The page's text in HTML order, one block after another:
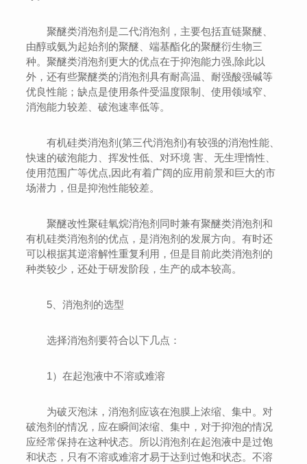
聚醚类消泡剂是二代消泡剂，主要包括直链聚醚、
由醇或氨为起始剂的聚醚、端基酯化的聚醚衍生物三
种。聚醚类消泡剂更大的优点在于抑泡能力强,除此以
外，还有些聚醚类的消泡剂具有耐高温、耐强酸强碱等
优良性能；缺点是使用条件受温度限制、使用领域窄、
消泡能力较差、破泡速率低等。
有机硅类消泡剂(第三代消泡剂)有较强的消泡性能、
快速的破泡能力、挥发性低、对环境 害、无生理惰性、
使用范围广等优点,因此有着广阔的应用前景和巨大的市
场潜力，但是抑泡性能较差。
聚醚改性聚硅氧烷消泡剂同时兼有聚醚类消泡剂和
有机硅类消泡剂的优点，是消泡剂的发展方向。有时还
可以根据其逆溶解性重复利用，但是目前此类消泡剂的
种类较少，还处于研发阶段，生产的成本较高。
5、消泡剂的选型
选择消泡剂要符合以下几点：
1）在起泡液中不溶或难溶
为破灭泡沫，消泡剂应该在泡膜上浓缩、集中。对
破泡剂的情况，应在瞬间浓缩、集中，对于抑泡的情况
应经常保持在这种状态。所以消泡剂在起泡液中是过饱
和状态，只有不溶或难溶才易于达到过饱和状态。不溶